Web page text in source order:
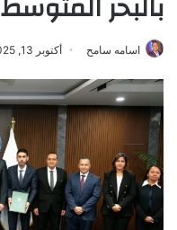
اسامه سامح أكتوبر 13, 2025